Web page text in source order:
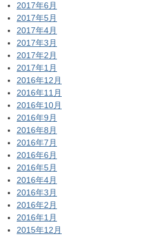
2017年6月
2017年5月
2017年4月
2017年3月
2017年2月
2017年1月
2016年12月
2016年11月
2016年10月
2016年9月
2016年8月
2016年7月
2016年6月
2016年5月
2016年4月
2016年3月
2016年2月
2016年1月
2015年12月